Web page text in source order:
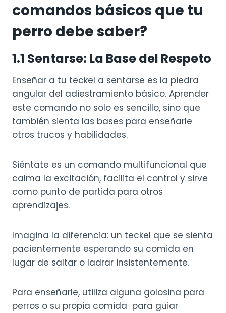
comandos básicos que tu
perro debe saber?
1.1 Sentarse: La Base del Respeto
Enseñar a tu teckel a sentarse es la piedra
angular del adiestramiento básico. Aprender
este comando no solo es sencillo, sino que
también sienta las bases para enseñarle
otros trucos y habilidades.
Siéntate es un comando multifuncional que
calma la excitación, facilita el control y sirve
como punto de partida para otros
aprendizajes.
Imagina la diferencia: un teckel que se sienta
pacientemente esperando su comida en
lugar de saltar o ladrar insistentemente.
Para enseñarle, utiliza alguna golosina para
perros o su propia comida para guiar